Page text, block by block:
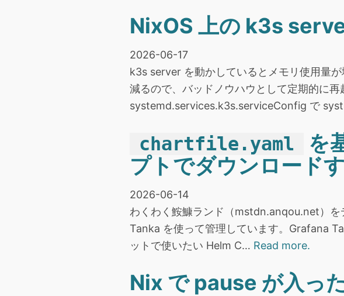
NixOS 上の k3s
2026-06-17
k3s server を動かしているとメモリ使用量
減るので、バッドノウハウとして定期的に
systemd.services.k3s.serviceConfig で
chartfile.yaml
を
プトでダウンロード
2026-06-14
わくわく鮟鱇ランド（mstdn.anqou.net）
Tanka を使って管理しています。Grafana
ットで使いたい Helm C… Read more.
Nix で pause が入っ